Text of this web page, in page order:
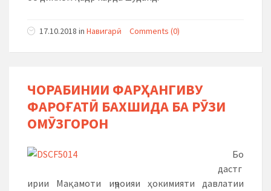
17.10.2018 in Навигарӣ Comments (0)
ЧОРАБИНИИ ФАРҲАНГИВУ
ФАРОҒАТӢ БАХШИДА БА РӮЗИ
ОМӮЗГОРОН
Бо
дастг
ирии Мақамоти иҷроияи ҳокимияти давлатии